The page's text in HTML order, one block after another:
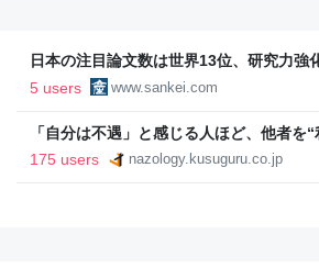
日本の注目論文数は世界13位、研究力
誤情報に耐性
5 users www.sankei.com
「自分は不遇」と感じる人ほど、他者を
175 users
nazology.kusuguru.co.jp